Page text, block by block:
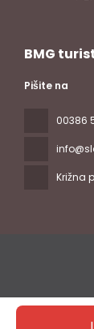
BMG
Pišite na
00386
Križna